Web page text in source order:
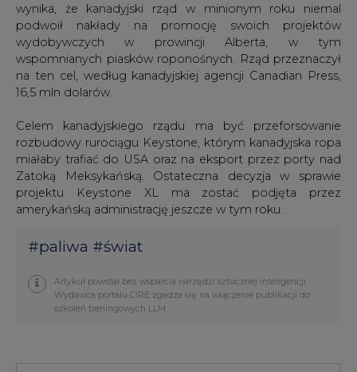
wynika, że kanadyjski rząd w minionym roku niemal
podwoił nakłady na promocję swoich projektów
wydobywczych w prowincji Alberta, w tym
wspomnianych piasków roponośnych. Rząd przeznaczył
na ten cel, według kanadyjskiej agencji Canadian Press,
16,5 mln dolarów.
Celem kanadyjskiego rządu ma być przeforsowanie
rozbudowy rurociągu Keystone, którym kanadyjska ropa
miałaby trafiać do USA oraz na eksport przez porty nad
Zatoką Meksykańską. Ostateczna decyzja w sprawie
projektu Keystone XL ma zostać podjęta przez
amerykańską administrację jeszcze w tym roku.
#paliwa #świat
Artykuł powstał bez wsparcia narzędzi sztucznej inteligencji.
Wydawca portalu CIRE zgadza się na włączenie publikacji do
szkoleń treningowych LLM.